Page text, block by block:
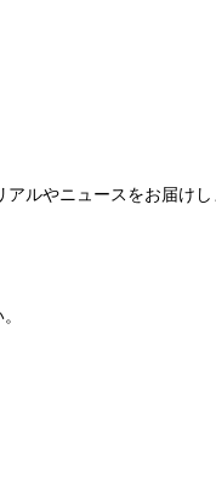
アルやニュースをお届けし